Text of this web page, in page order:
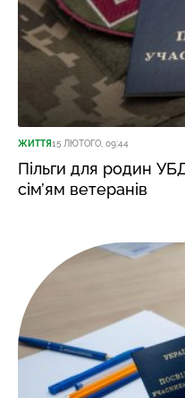
ЖИТТЯ15 ЛЮТОГО, 09:44
Пільги для родин
сім’ям ветеранів